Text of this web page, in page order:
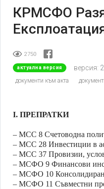
КРМСФО
2750
актуална версия версия:
документи към акта
I. ПРЕПРАТКИ
– МСС 8 Счетоводна
– МСС 28 Инвестиции в
– МСС 37 Провизии,
– МСФО 9 Финансови
– МСФО 10
– МСФО 11 Съвместни